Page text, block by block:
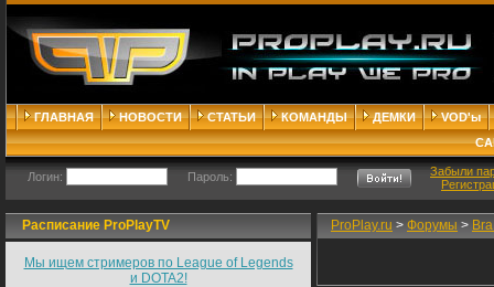
ГЛАВНАЯ НОВОСТИ СТАТЬИ КОМАНДЫ ДЕМКИ
VOD'ы
Логин: Пароль:
Забыли
Расписание ProPlayTV
Мы ищем стримеров по League of Legends
и DOTA2!
ProPlay.ru > Форумы >